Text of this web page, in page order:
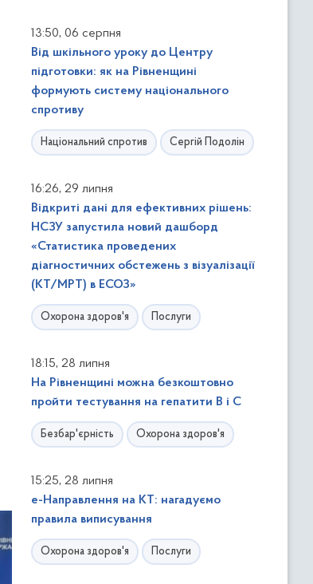
13:50, 06 серпня
Від шкільного уроку до Центру
підготовки: як на Рівненщині
формують систему національного
спротиву
Національний спротив Сергій Подолін
16:26, 29 липня
Відкриті дані для ефективних рішень:
НСЗУ запустила новий дашборд
«Статистика проведених
діагностичних обстежень з візуалізації
(КТ/МРТ) в ЕСОЗ»
Охорона здоров'я Послуги
18:15, 28 липня
На Рівненщині можна безкоштовно
пройти тестування на гепатити В і С
Безбар'єрність Охорона здоров'я
15:25, 28 липня
е-Направлення на КТ: нагадуємо
правила виписування
Охорона здоров'я Послуги